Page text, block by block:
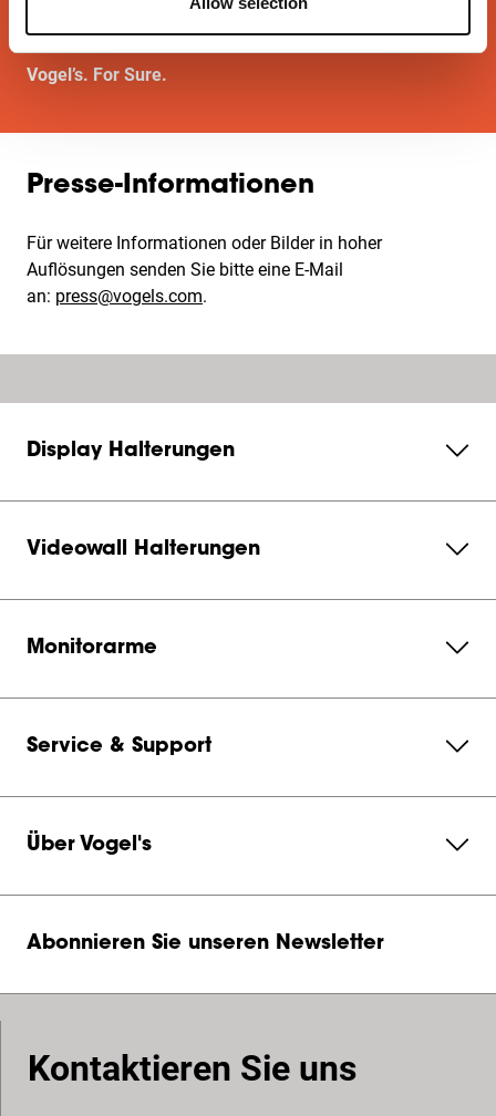
besten Lösung.
Vogel’s. For Sure.
Presse-Informationen
Für weitere Informationen oder Bilder in hoher
Auflösungen senden Sie bitte eine E-Mail
an: press@vogels.com.
Display Halterungen
Videowall Halterungen
Monitorarme
Service & Support
Über Vogel's
Abonnieren Sie unseren Newsletter
Kontaktieren Sie uns